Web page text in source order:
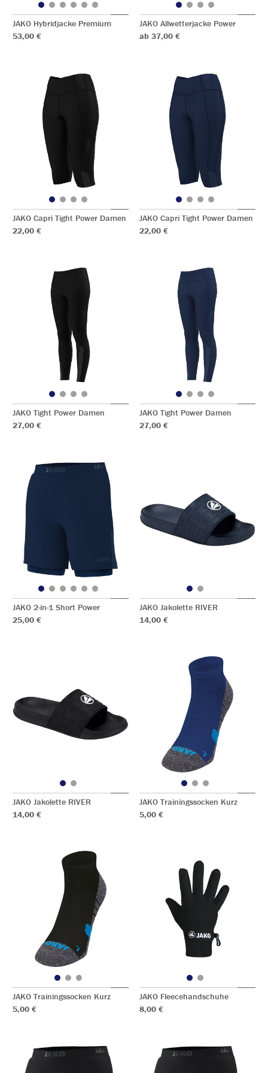
JAKO Hybridjacke Premium
53,00 €
JAKO Allwetterjacke Power
ab 37,00 €
JAKO Capri Tight Power Damen
22,00 €
JAKO Capri Tight Power Damen
22,00 €
JAKO Tight Power Damen
27,00 €
JAKO Tight Power Damen
27,00 €
JAKO 2-in-1 Short Power
25,00 €
JAKO Jakolette RIVER
14,00 €
JAKO Jakolette RIVER
14,00 €
JAKO Trainingssocken Kurz
5,00 €
JAKO Trainingssocken Kurz
5,00 €
JAKO Fleecehandschuhe
8,00 €